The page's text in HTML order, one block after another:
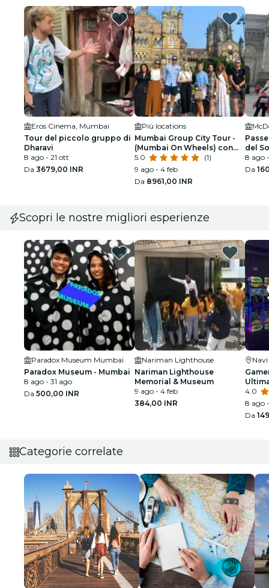
Eros Cinema, Mumbai
Tour del piccolo gruppo di
Dharavi
8 ago - 21 ott
Da 3679,00 INR
Più locations
Mumbai Group City Tour -
(Mumbai On Wheels) con
guida ufficiale del governo
5.0
(1)
9 ago - 4 feb
Da 8961,00 INR
del
8 ago
Da
Scopri le nostre migliori esperienze
Paradox Museum Mumbai
Paradox Museum - Mumbai
8 ago - 31 ago
Da 500,00 INR
Nariman Lighthouse
Nariman Lighthouse
Memorial & Museum
9 ago - 4 feb
384,00 INR
4.0
8 ago
Da
Categorie correlate